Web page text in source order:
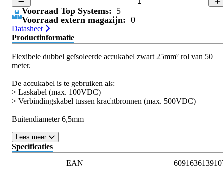
Voorraad Top Systems: 5
Voorraad extern magazijn: 0
Datasheet
Productinformatie
Flexibele dubbel geïsoleerde accukabel zwart 25mm² rol van 50
meter.
De accukabel is te gebruiken als:
> Laskabel (max. 100VDC)
> Verbindingskabel tussen krachtbronnen (max. 500VDC)
Buitendiameter 6,5mm
Lees meer
Specificaties
EAN